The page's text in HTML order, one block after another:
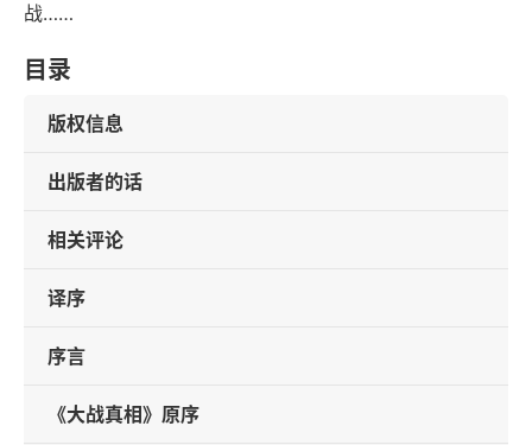
战……
目录
版权信息
出版者的话
相关评论
译序
序言
《大战真相》原序